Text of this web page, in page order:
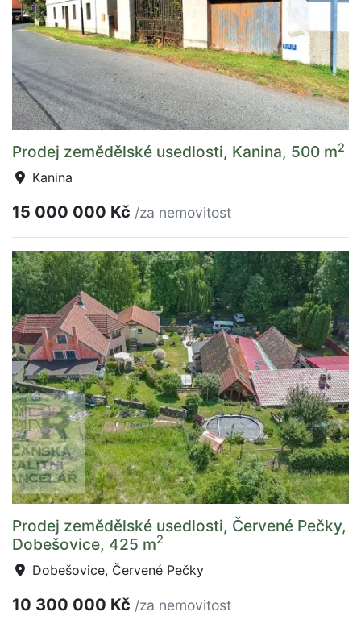
Prodej zemědělské usedlosti, Kanina, 500 m2
Kanina
15 000 000 Kč /za nemovitost
Prodej zemědělské usedlosti, Červené Pečky,
Dobešovice, 425 m2
Dobešovice, Červené Pečky
10 300 000 Kč /za nemovitost